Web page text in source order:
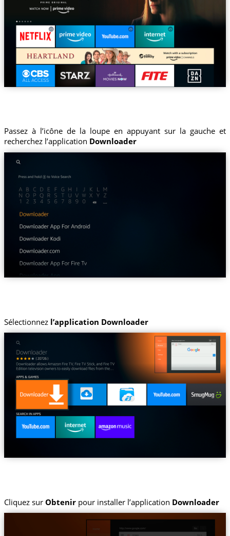
Passez à l’icône de la loupe en appuyant sur la gauche et
recherchez l’application Downloader
Sélectionnez l’application Downloader
Cliquez sur Obtenirpour installer l’application Downloader